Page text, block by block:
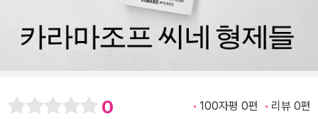
0 100자평 0편 리뷰 0편